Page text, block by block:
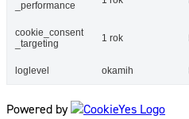
_performance
cookie_consent
_targeting
1 rok
loglevel okamih
Powered by